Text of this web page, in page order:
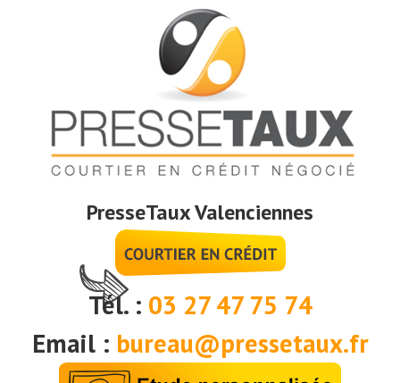
PresseTaux Valenciennes
Tél. : 03 27 47 75 74
Email : bureau@pressetaux.fr